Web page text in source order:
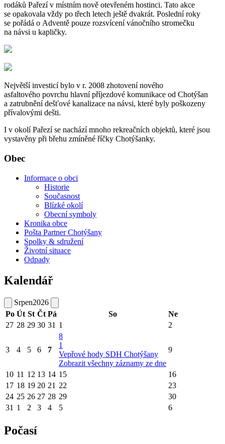
rodáků Pařezí v místním nově otevřeném hostinci. Tato akce
se opakovala vždy po třech letech ještě dvakrát. Poslední roky
se pořádá o Adventě pouze rozsvícení vánočního stromečku
na návsi u kapličky.
Největší investicí bylo v r. 2008 zhotovení nového
asfaltového povrchu hlavní příjezdové komunikace od Chotýšan
a zatrubnění dešťové kanalizace na návsi, které byly poškozeny
přívalovými dešti.
I v okolí Pařezí se nachází mnoho rekreačních objektů, které jsou
vystavěny při břehu zmíněné říčky Chotýšanky.
Obec
Informace o obci
Historie
Současnost
Blízké okolí
Obecní symboly
Kronika obce
Pošta Partner Chotýšany
Spolky & sdružení
Životní situace
Odpady
Kalendář
Srpen2026
Po Út St Čt Pá So
Ne
27 28 29 30 31 1 2
3 4 5 6 7
8
1
Vepřové hody SDH Chotýšany
Zobrazit všechny záznamy ze dne
9
10 11 12 13 14 15
16
17 18 19 20 21 22
23
24 25 26 27 28 29
30
31 1 2 3 4 5 6
Počasí